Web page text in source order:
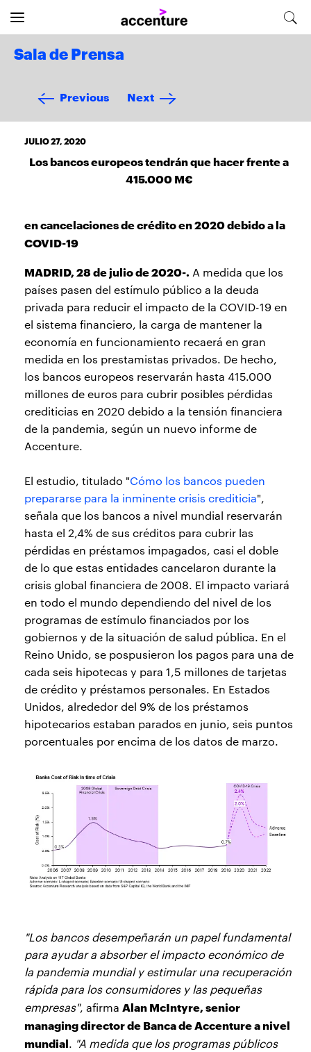
Sala de Prensa
Previous Next
JULIO 27, 2020
Los bancos europeos tendrán que hacer frente a
415.000 M€
en cancelaciones de crédito en 2020 debido a la
COVID-19
MADRID, 28 de julio de 2020-. A medida que los
países pasen del estímulo público a la deuda
privada para reducir el impacto de la COVID-19 en
el sistema financiero, la carga de mantener la
economía en funcionamiento recaerá en gran
medida en los prestamistas privados. De hecho,
los bancos europeos reservarán hasta 415.000
millones de euros para cubrir posibles pérdidas
crediticias en 2020 debido a la tensión financiera
de la pandemia, según un nuevo informe de
Accenture.
El estudio, titulado "Cómo los bancos pueden
prepararse para la inminente crisis crediticia",
señala que los bancos a nivel mundial reservarán
hasta el 2,4% de sus créditos para cubrir las
pérdidas en préstamos impagados, casi el doble
de lo que estas entidades cancelaron durante la
crisis global financiera de 2008. El impacto variará
en todo el mundo dependiendo del nivel de los
programas de estímulo financiados por los
gobiernos y de la situación de salud pública. En el
Reino Unido, se pospusieron los pagos para una de
cada seis hipotecas y para 1,5 millones de tarjetas
de crédito y préstamos personales. En Estados
Unidos, alrededor del 9% de los préstamos
hipotecarios estaban parados en junio, seis puntos
porcentuales por encima de los datos de marzo.
"Los bancos desempeñarán un papel fundamental
para ayudar a absorber el impacto económico de
la pandemia mundial y estimular una recuperación
rápida para los consumidores y las pequeñas
empresas", afirma Alan McIntyre, senior
managing director de Banca de Accenture a nivel
mundial. "A medida que los programas públicos